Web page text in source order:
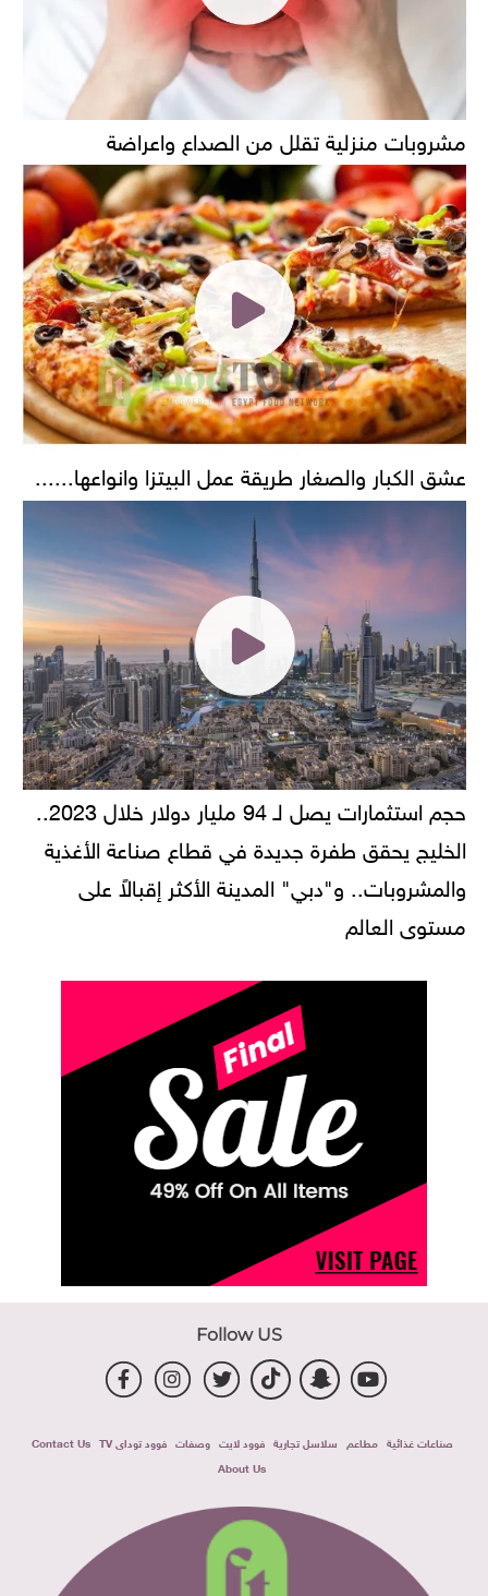
مشروبات منزلية تقلل من الصداع واعراضة
عشق الكبار والصغار طريقة عمل البيتزا وانواعها......
حجم استثمارات يصل لـ 94 مليار دولار خلال 2023..
الخليج يحقق طفرة جديدة في قطاع صناعة الأغذية
والمشروبات.. و"دبي" المدينة الأكثر إقبالاً على
مستوى العالم
Follow US
صناعات غذائية مطاعم سلاسل تجارية فوود لايت وصفات فوود توداى TV
Contact Us
About Us